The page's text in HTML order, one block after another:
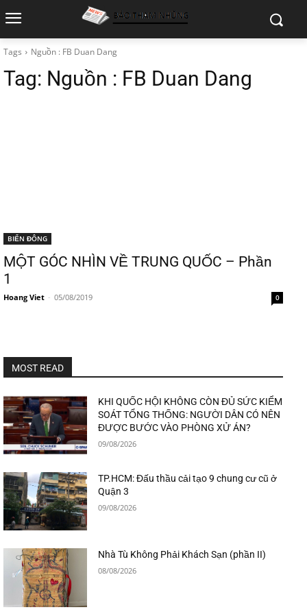
Tags Nguồn : FB Duan Dang
Tag: Nguồn : FB Duan Dang
BIỂN ĐÔNG
MỘT GÓC NHÌN VỀ TRUNG QUỐC – Phần
1
Hoang Viet - 05/08/2019 0
MOST READ
KHI QUỐC HỘI KHÔNG CÒN ĐỦ SỨC KIỂM
SOÁT TỔNG THỐNG: NGƯỜI DÂN CÓ NÊN
ĐƯỢC BƯỚC VÀO PHÒNG XỬ ÁN?
09/08/2026
TP.HCM: Đấu thầu cải tạo 9 chung cư cũ ở
Quận 3
09/08/2026
Nhà Tù Không Phải Khách Sạn (phần II)
08/08/2026